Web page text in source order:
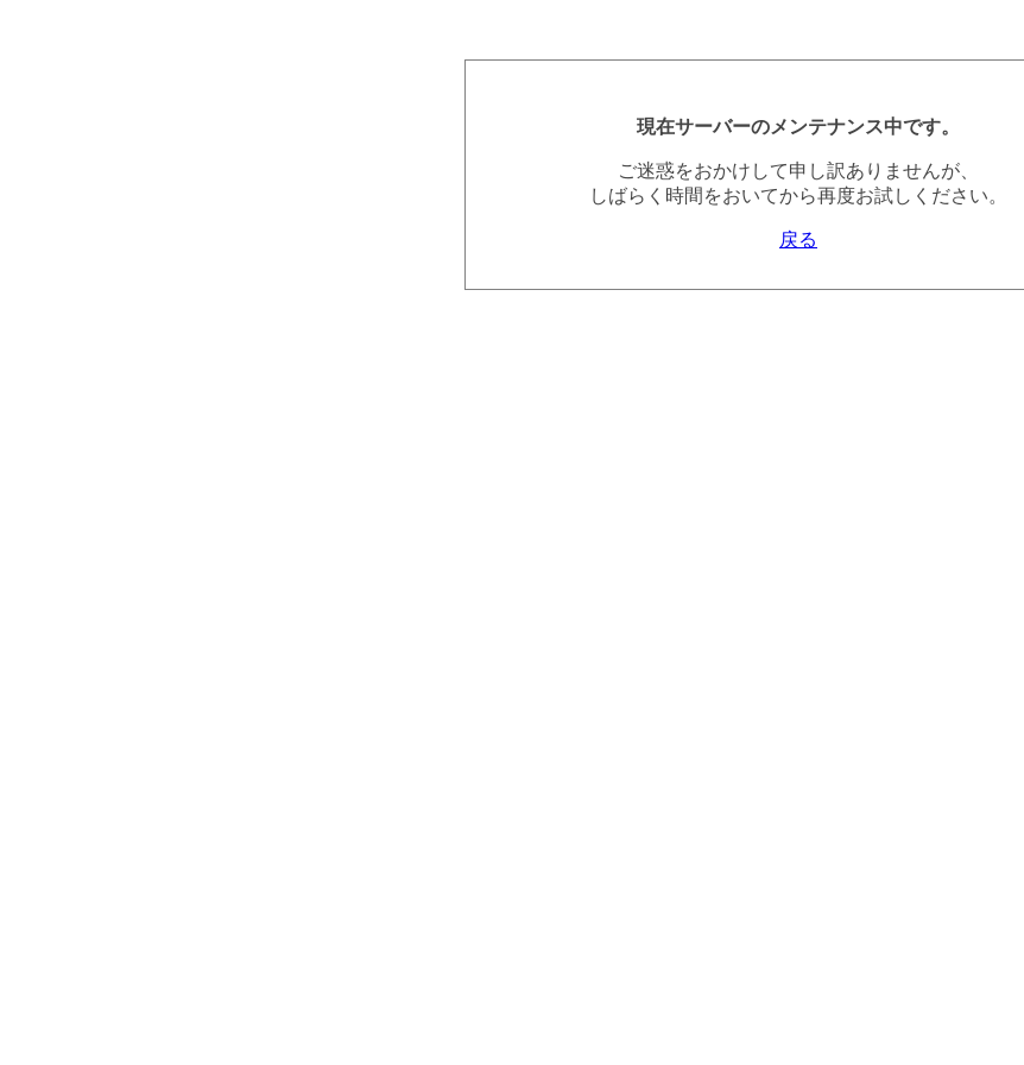
現在サーバーのメンテナンス中です。
ご迷惑をおかけして申し訳ありませんが、
しばらく時間をおいてから再度お試しください。
戻る